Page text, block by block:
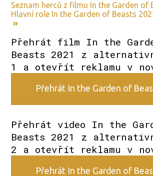
Seznam herců z filmu In the Garden of
Hlavní role In the Garden of Beasts
»
Přehrát film In the
Beasts 2021 z
1 a otevřít reklamu v
Přehrát In the Garden of
Přehrát video In the
Beasts 2021 z
2 a otevřít reklamu v
Přehrát In the Garden of